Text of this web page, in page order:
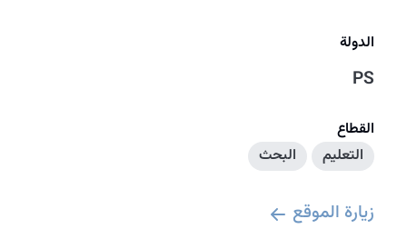
الدولة
PS
القطاع
التعليم
البحث
زيارة الموقع